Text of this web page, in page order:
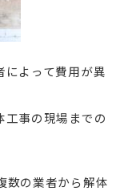
によって費用が異
工事の現場までの
数の業者から解体